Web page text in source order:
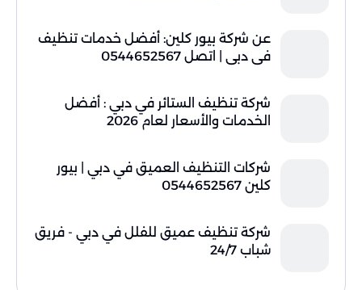
عن شركة بيور كلين: أفضل خدمات تنظيف
في دبي | اتصل 0544652567
شركة تنظيف الستائر في دبي : أفضل
الخدمات والأسعار لعام 2026
شركات التنظيف العميق في دبي | بيور
كلين 0544652567
شركة تنظيف عميق للفلل في دبي - فريق
شباب 24/7